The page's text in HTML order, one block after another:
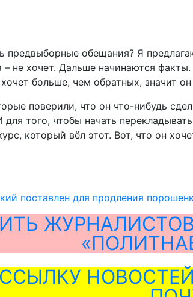
предвыборные обещания? Я
– не хочет. Дальше начинаются
больше, чем обратных, значит
поверили, что он что-нибудь
того, чтобы начать
который вёл этот. Вот, что он
поставлен для продления